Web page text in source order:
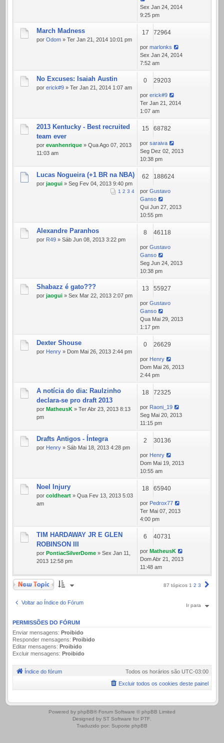
Sex Jan 24, 2014
9:25 pm
March Madness
por Odom » Ter Jan 21, 2014 10:01 pm
17 72964
por marlonks
Sex Jan 24, 2014
7:52 am
No Excuses: Isaiah Austin
por erick#9 » Ter Jan 21, 2014 1:07 am
0 29203
por erick#9
Ter Jan 21, 2014
1:07 am
2013 Kentucky - Best recruited
team ever
por evanhenrique » Qua Ago 07, 2013
11:03 am
15 68782
por saraiva
Seg Dez 02, 2013
10:38 pm
Lucas Nogueira (+1 BR na NBA)
por jaogui » Seg Fev 04, 2013 9:40 pm
1 2 3 4
62 188624
por Gustavo
Ganso
Qui Jun 27, 2013
10:55 pm
Alexandre Paranhos
por R49 » Sáb Jun 08, 2013 3:22 pm
8 46118
por Gustavo
Ganso
Seg Jun 24, 2013
10:38 pm
Shabazz é gato???
por jaogui » Sex Mar 22, 2013 2:07 pm
13 55927
por Gustavo
Ganso
Qua Mai 29, 2013
1:17 pm
Dexter Shouse
por Henry » Dom Mai 26, 2013 2:44 pm
0 26629
por Henry
Dom Mai 26, 2013
2:44 pm
A notícia do dia: Raulzinho
declara-se pro draft 2013
por MatheusK » Ter Abr 23, 2013 8:13
pm
18 72325
por Raoni_19
Seg Mai 20, 2013
11:15 pm
Drafts Antigos - Íntegra
por Henry » Sáb Mai 18, 2013 4:28 pm
2 30136
por Henry
Dom Mai 19, 2013
10:55 am
Noel Injury
por coldheart » Qua Fev 13, 2013 5:03
am
18 65940
por Pedrox77
Ter Mai 07, 2013
4:00 pm
TIM HARDAWAY JR E GLEN
ROBINSON III
por PontiacSilverDome » Sex Jan 11,
2013 12:58 pm
6 40731
por MatheusK
Dom Abr 21, 2013
11:48 am
Novo Tópico
87 tópicos 1 2 3
Voltar ao Índice do Fórum Ir para
PERMISSÕES DO FÓRUM
Enviar mensagens: Proibido
Responder mensagens: Proibido
Editar mensagens: Proibido
Excluir mensagens: Proibido
Índice do fórum Todos os horários são UTC-03:00
Excluir todos os cookies deste painel
.
Powered by phpBB® Forum Software © phpBB Limited
Designed by ST Software for PTF.
Traduzido por: Suporte phpBB